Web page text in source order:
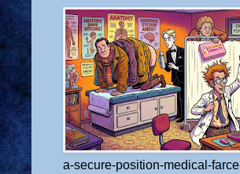
a-secure-position-medical-